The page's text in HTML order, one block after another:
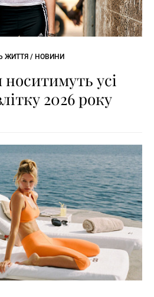
ЖИТТЯ / НОВИНИ
усі
2026 року